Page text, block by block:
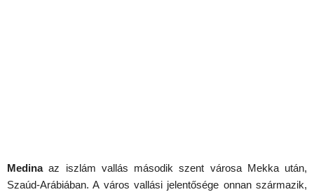
Medinaaz iszlám vallás második szent városa Mekka után,
Szaúd-Arábiában. A város vallási jelentősége onnan származik,